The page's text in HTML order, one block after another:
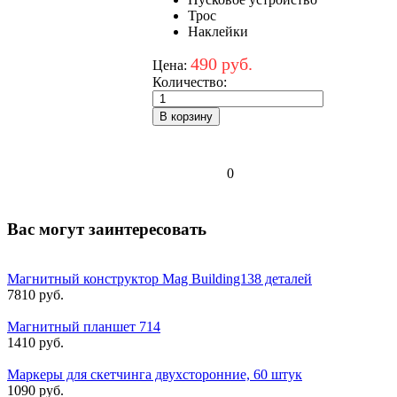
Трос
Наклейки
Цена: 490 руб.
Количество:
0
Вас могут заинтересовать
Магнитный конструктор Mag Building138 деталей
7810 руб.
Магнитный планшет 714
1410 руб.
Маркеры для скетчинга двухсторонние, 60 штук
1090 руб.